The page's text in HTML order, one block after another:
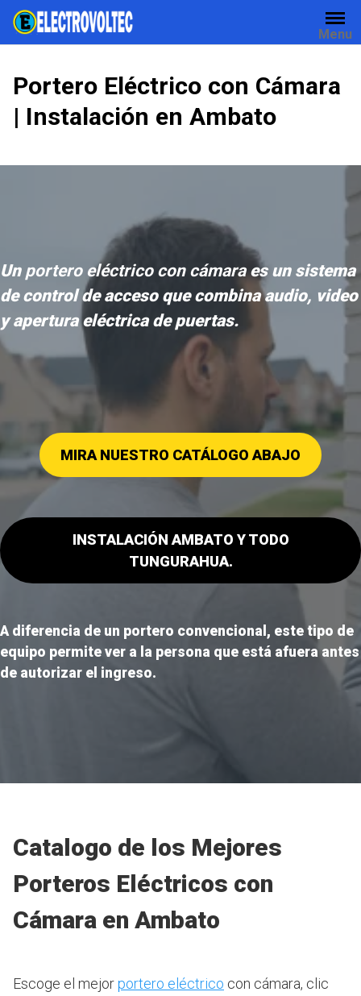
Skip
content
Menu
Portero Eléctrico con Cámara
| Instalación en Ambato
Un portero eléctrico con cámaraes un sistema
de control de acceso que combina audio, video
y apertura eléctrica de puertas.
MIRA NUESTRO CATÁLOGO ABAJO
INSTALACIÓN AMBATO Y TODO
TUNGURAHUA.
A diferencia de un portero convencional, este tipo de
equipo permite ver a la persona que está afuera antes
de autorizar el ingreso.
Catalogo de los Mejores
Porteros Eléctricos con
Cámara en Ambato
Escoge el mejorportero eléctrico con cámara, clic